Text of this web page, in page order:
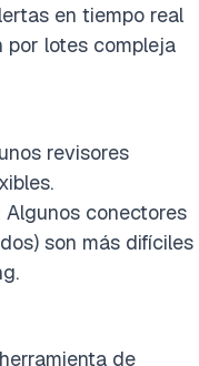
en tiempo real
por lotes compleja
revisores
Algunos conectores
son más difíciles
de